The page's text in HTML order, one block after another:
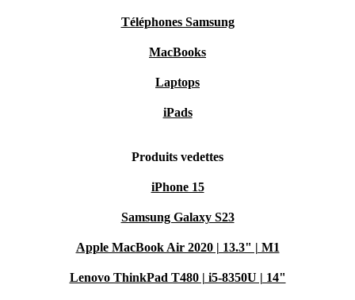
Téléphones Samsung
MacBooks
Laptops
iPads
Produits vedettes
iPhone 15
Samsung Galaxy S23
Apple MacBook Air 2020 | 13.3" | M1
Lenovo ThinkPad T480 | i5-8350U | 14"